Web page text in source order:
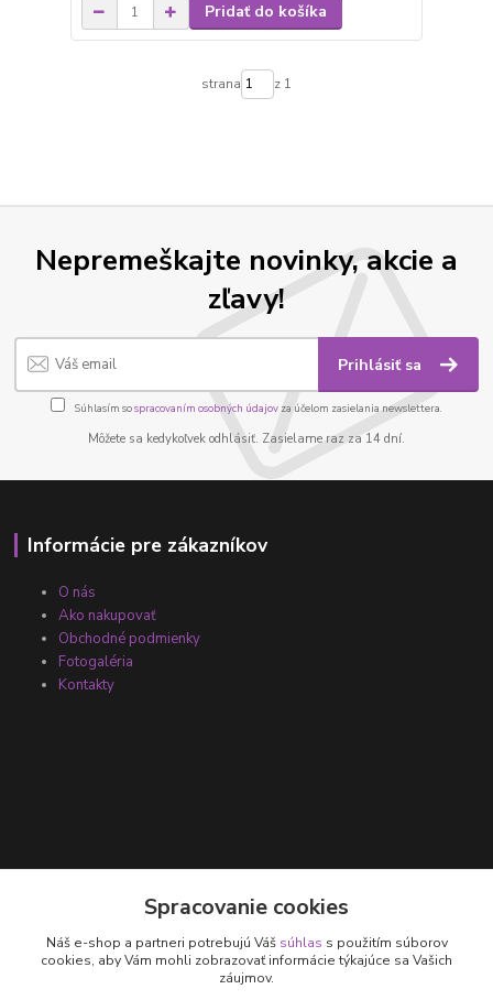
Pridať do košíka
strana z 1
Nepremeškajte novinky, akcie a
zľavy!
Prihlásiť sa
Súhlasím sospracovaním osobných údajov za účelom zasielania newslettera.
Môžete sa kedykoľvek odhlásiť. Zasielame raz za 14 dní.
Informácie pre zákazníkov
O nás
Ako nakupovať
Obchodné podmienky
Fotogaléria
Kontakty
+421 905 531 251
Spracovanie cookies
Náš e-shop a partneri potrebujú Váš súhlas s použitím súborov
cookies, aby Vám mohli zobrazovať informácie týkajúce sa Vašich
záujmov.